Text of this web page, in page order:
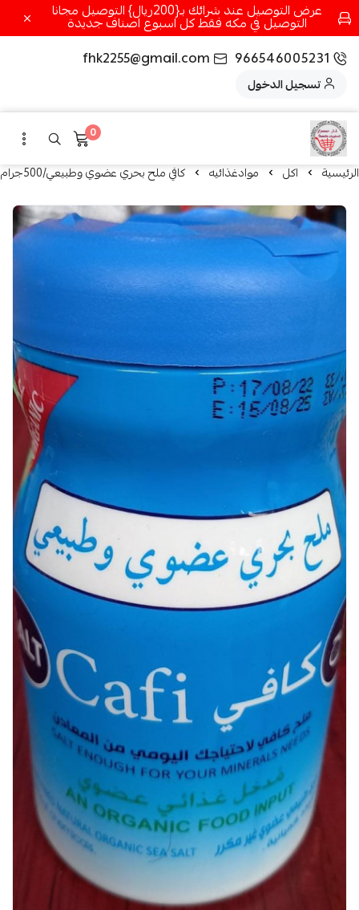
عرض التوصيل عند شرائك بـ{200ريال} التوصيل مجانا
التوصيل في مكه فقط كل اسبوع اصناف جديدة
966546005231
fhk2255@gmail.com
تسجيل الدخول
0
الرئيسية اكل موادغذائيه كافي ملح بحري عضوي وطبيعي/500جرام